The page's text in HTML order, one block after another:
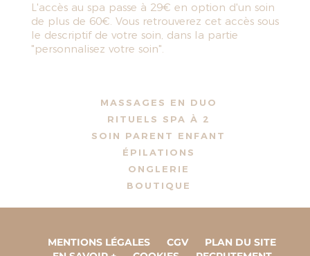
L'accès au spa passe à 29€ en option d'un soin
de plus de 60€. Vous retrouverez cet accès sous
le descriptif de votre soin, dans la partie
"personnalisez votre soin".
MASSAGES EN DUO
RITUELS SPA À 2
SOIN PARENT ENFANT
ÉPILATIONS
ONGLERIE
BOUTIQUE
MENTIONS LÉGALES CGV
PLAN DU SITE